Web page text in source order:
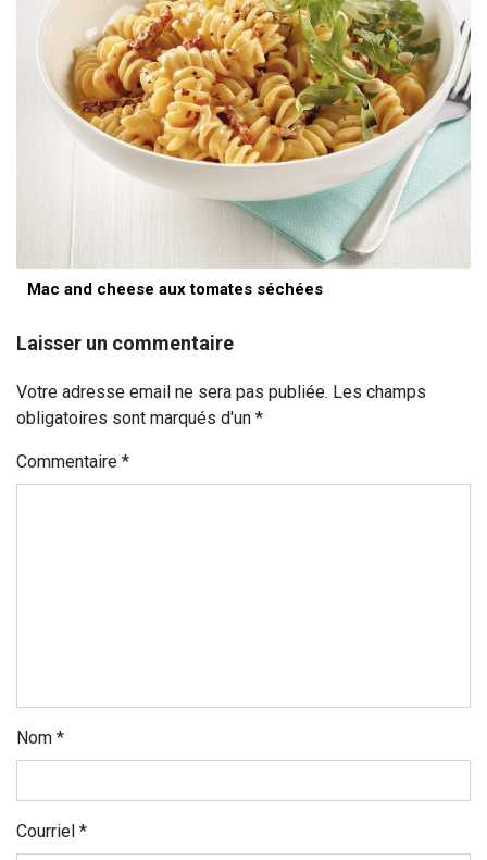
Mac and cheese aux tomates séchées
Laisser un commentaire
Votre adresse email ne sera pas publiée. Les champs
obligatoires sont marqués d'un *
Commentaire *
Nom *
Courriel *